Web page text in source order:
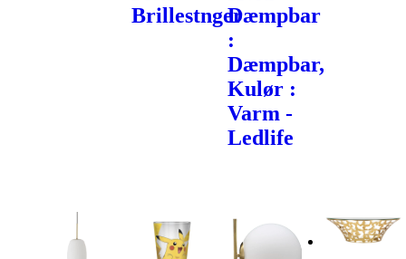
BrillestngerDæmpbar
:
Dæmpbar,
Kulør :
Varm -
Ledlife